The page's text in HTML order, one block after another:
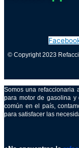
© Copyright 2023
Somos una refaccionaria
para motor de gasolina
común en el país,
para satisfacer las